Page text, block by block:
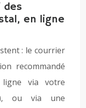
des
en ligne
: le courrier
recommandé
ligne via votre
ou via une